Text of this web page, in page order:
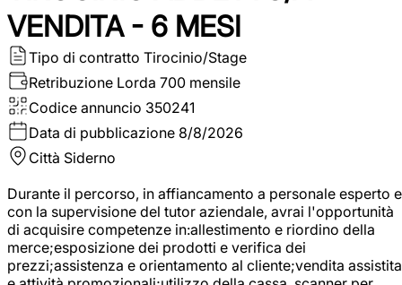
VENDITA - 6 MESI
Tipo di contratto Tirocinio/Stage
Retribuzione Lorda 700 mensile
Codice annuncio 350241
Data di pubblicazione 8/8/2026
Città Siderno
Durante il percorso, in affiancamento a personale esperto e
con la supervisione del tutor aziendale, avrai l'opportunità
di acquisire competenze in:allestimento e riordino della
merce;esposizione dei prodotti e verifica dei
prezzi;assistenza e orientamento al cliente;vendita assistita